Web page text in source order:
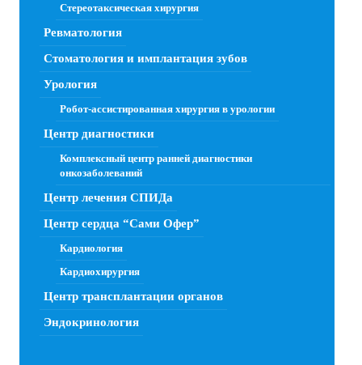
Стереотаксическая хирургия
Ревматология
Стоматология и имплантация зубов
Урология
Робот-ассистированная хирургия в урологии
Центр диагностики
Комплексный центр ранней диагностики
онкозаболеваний
Центр лечения СПИДа
Центр сердца “Сами Офер”
Кардиология
Кардиохирургия
Центр трансплантации органов
Эндокринология